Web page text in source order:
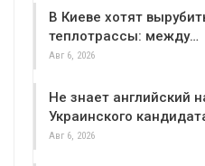
В Киеве хотят
теплотрассы: между…
Авг 6, 2026
Не знает английский
Украинского
Авг 6, 2026